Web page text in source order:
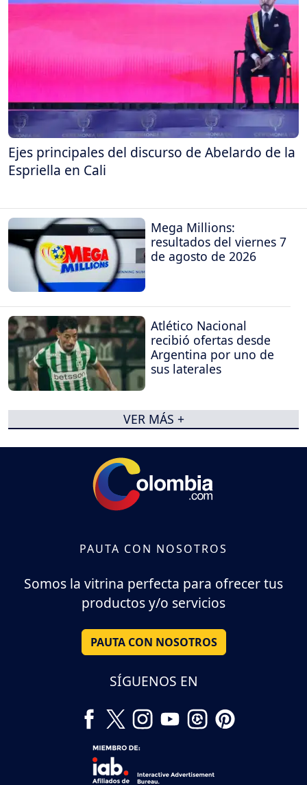
Ejes principales del discurso de Abelardo de la
Espriella en Cali
Mega Millions:
resultados del viernes 7
de agosto de 2026
Atlético Nacional
recibió ofertas desde
Argentina por uno de
sus laterales
VER MÁS +
PAUTA CON NOSOTROS
Somos la vitrina perfecta para ofrecer tus
productos y/o servicios
PAUTA CON NOSOTROS
SÍGUENOS EN